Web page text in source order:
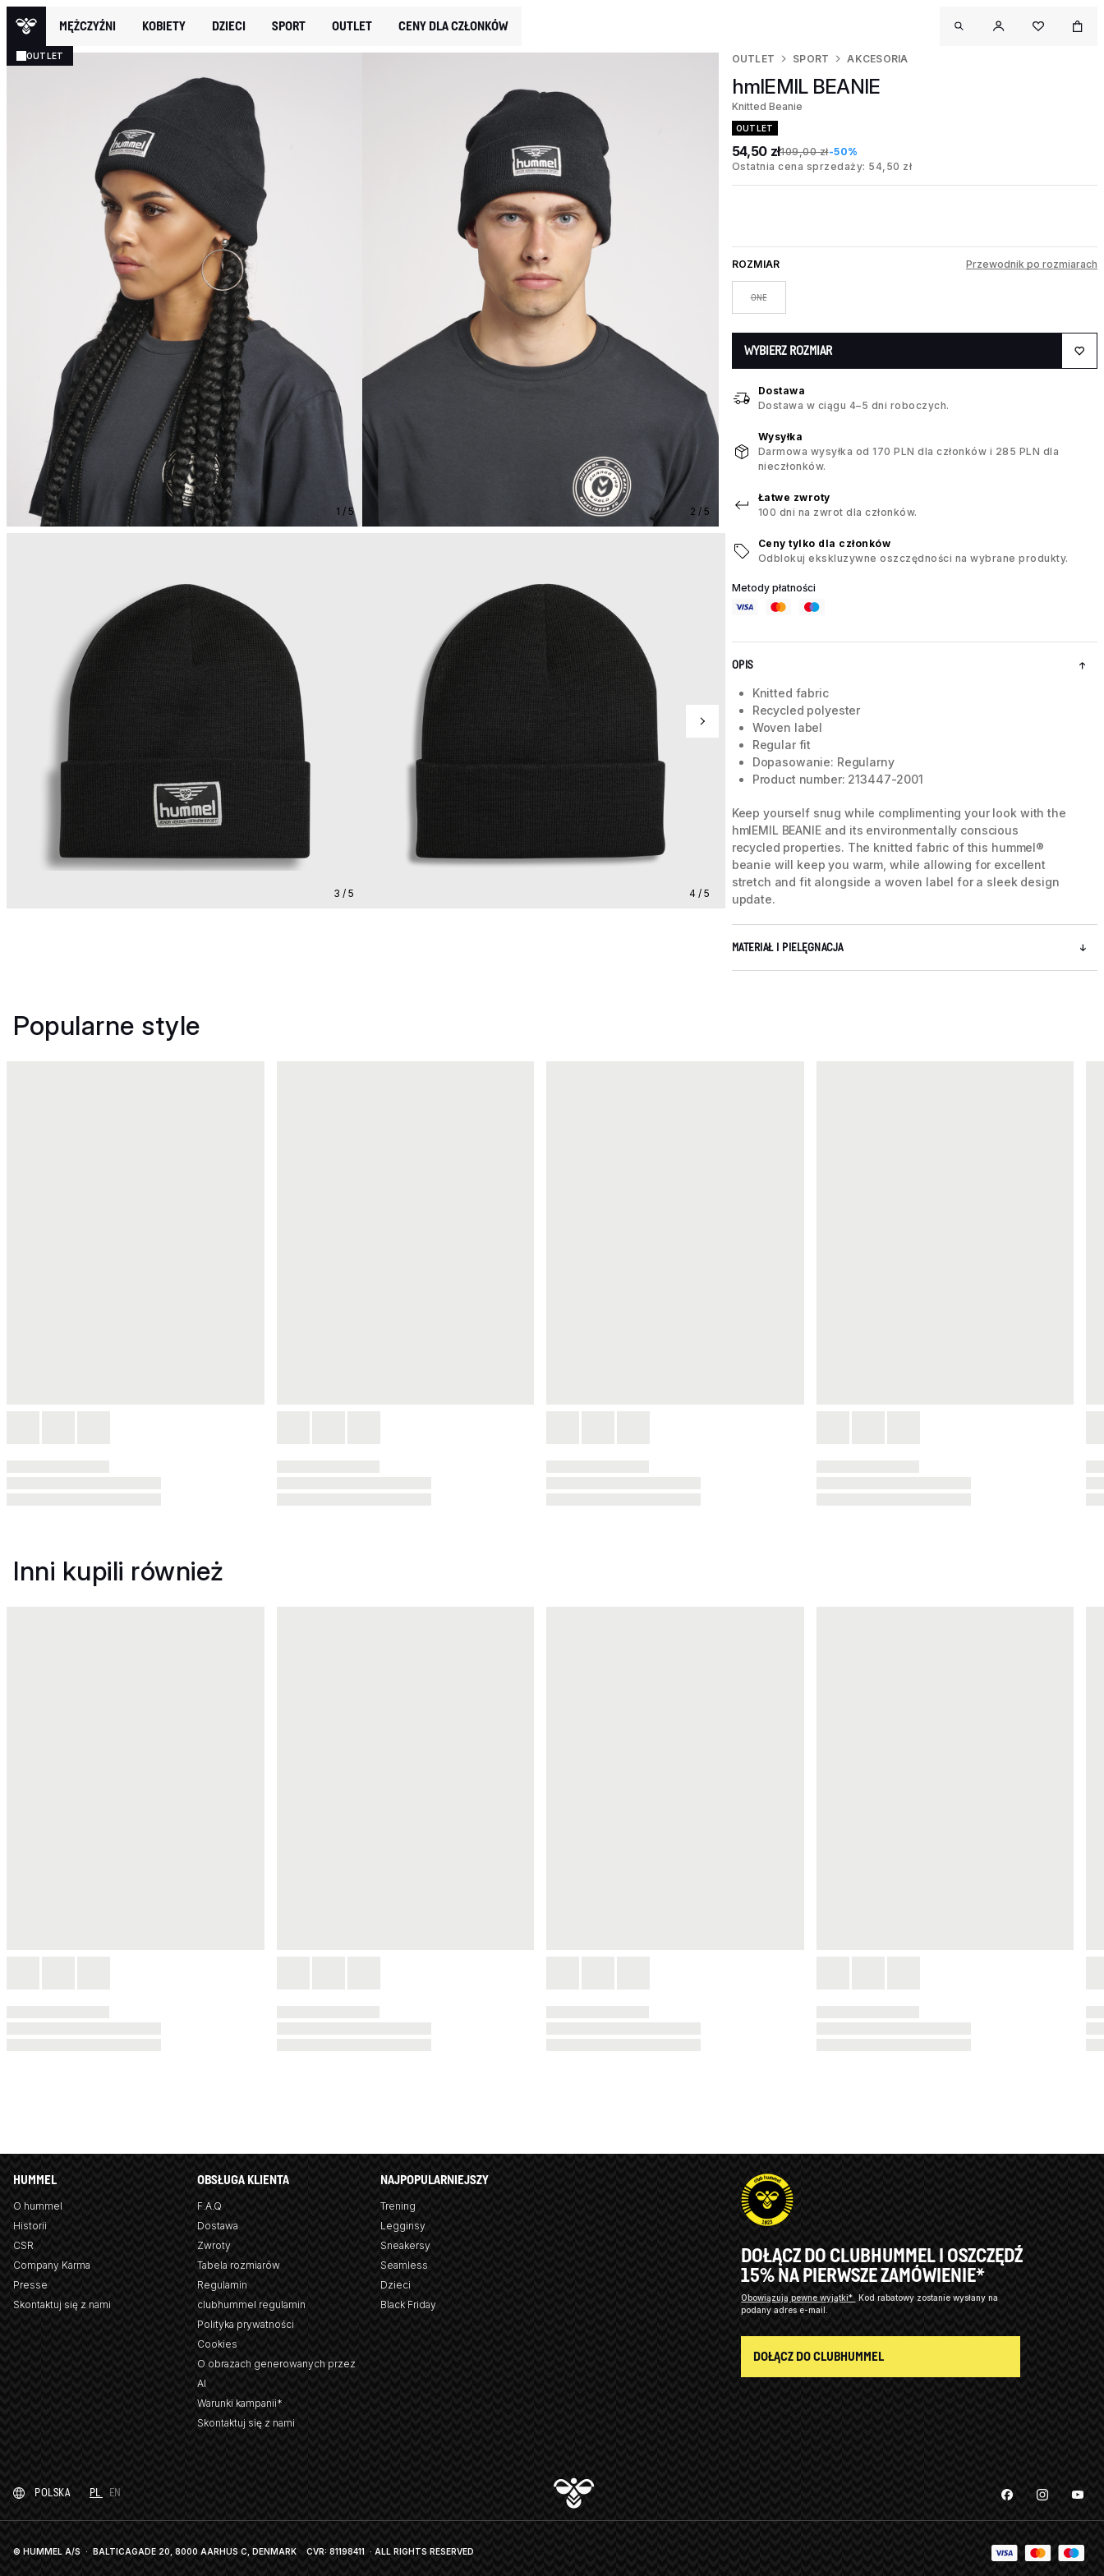
MĘŻCZYŹNI KOBIETY DZIECI SPORT OUTLET CENY DLA CZŁONKÓW
OUTLET
1 / 5 2 / 5
3 / 5 4 / 5
OUTLET SPORT AKCESORIA
hmlEMIL BEANIE
Knitted Beanie
OUTLET
54,50 zł109,00 zł-50%
Ostatnia cena sprzedaży: 54,50 zł
ROZMIAR Przewodnik po rozmiarach
ONE
WYBIERZ ROZMIAR
Dostawa
Dostawa w ciągu 4–5 dni roboczych.
Wysyłka
Darmowa wysyłka od 170 PLN dla członków i 285 PLN dla
nieczłonków.
Łatwe zwroty
100 dni na zwrot dla członków.
Ceny tylko dla członków
Odblokuj ekskluzywne oszczędności na wybrane produkty.
Metody płatności
OPIS
Knitted fabric
Recycled polyester
Woven label
Regular fit
Dopasowanie: Regularny
Product number: 213447-2001
Keep yourself snug while complimenting your look with the
hmlEMIL BEANIE and its environmentally conscious
recycled properties. The knitted fabric of this hummel®
beanie will keep you warm, while allowing for excellent
stretch and fit alongside a woven label for a sleek design
update.
MATERIAŁ I PIELĘGNACJA
Popularne style
Inni kupili również
HUMMEL
O hummel
Historii
CSR
Company Karma
Presse
Skontaktuj się z nami
OBSŁUGA KLIENTA
F.A.Q
Dostawa
Zwroty
Tabela rozmiarów
Regulamin
clubhummel regulamin
Polityka prywatności
Cookies
O obrazach generowanych przez
AI
Warunki kampanii*
Skontaktuj się z nami
NAJPOPULARNIEJSZY
Trening
Legginsy
Sneakersy
Seamless
Dzieci
Black Friday
DOŁĄCZ DO CLUBHUMMEL I OSZCZĘDŹ
15% NA PIERWSZE ZAMÓWIENIE*
Obowiązują pewne wyjątki*
Kod rabatowy zostanie wysłany na
podany adres e-mail.
DOŁĄCZ DO CLUBHUMMEL
POLSKA PL EN
© HUMMEL A/S · BALTICAGADE 20, 8000 AARHUS C, DENMARK CVR: 81198411 · ALL RIGHTS RESERVED